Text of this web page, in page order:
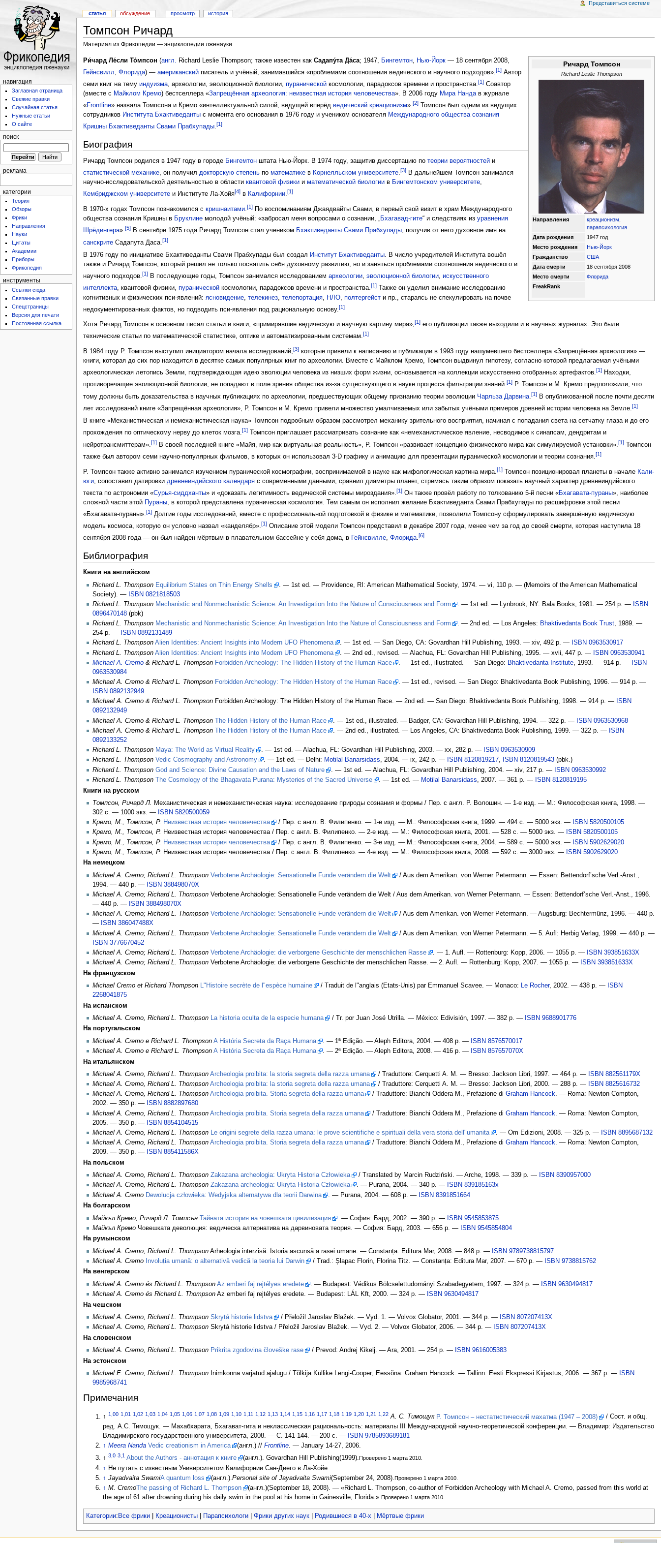
статья обсуждение просмотр история
Представиться системе
навигация
Заглавная страница
Свежие правки
Случайная статья
Нужные статьи
О сайте
поиск
реклама
категории
Теория
Обзоры
Фрики
Направления
Науки
Цитаты
Академии
Приборы
Фрикопедия
инструменты
Ссылки сюда
Связанные правки
Спецстраницы
Версия для печати
Постоянная ссылка
Томпсон Ричард
Материал из Фрикопедии — энциклопедии лженауки
Ричард Томпсон
Richard Leslie Thompson
Направления креационизм
парапсихология
Дата рождения
1947 год
Место рождения
Нью-Йорк
Гражданство
США
Дата смерти
18 сентября 2008
Место смерти
Флорида
FreakRank
Ри́чард Ле́сли То́мпсон (англ. Richard Leslie Thompson; также известен как Садапу́та Да́са; 1947, Бингемтон, Нью-Йорк— 18 сентября 2008,
Гейнсвилл, Флорида) — американскийписатель и учёный, занимавшийся «проблемами соотношения ведического и научного подходов».[1]Автор
семи книг на тему индуизма, археологии, эволюционной биологии, пураническойкосмологии, парадоксов времени и пространства.[1]Соавтор
(вместе с Майклом Кремо) бестселлера «Запрещённая археология: неизвестная история человечества». В 2006 году Мира Нандав журнале
«Frontline» назвала Томпсона и Кремо «интеллектуальной силой, ведущей вперёд ведический креационизм».[2]Томпсон был одним из ведущих
сотрудников Института Бхактиведантыс момента его основания в 1976 году и учеником основателя Международного общества сознания
Кришны Бхактиведанты Свами Прабхупады.[1]
Биография
Ричард Томпсон родился в 1947 году в городе Бингемтонштата Нью-Йорк. В 1974 году, защитив диссертацию по теории вероятностейи
статистической механике, он получил докторскую степеньпо математикев Корнелльском университете.[3]В дальнейшем Томпсон занимался
научно-исследовательской деятельностью в области квантовой физикии математической биологиив Бингемтонском университете,
Кембриджском университетеи Институте Ла-Хойя[4]в Калифорнии.[1]
В 1970-х годах Томпсон познакомился с кришнаитами.[1]По воспоминаниям Джаядвайты Свами, в первый свой визит в храм Международного
общества сознания Кришны в Бруклинемолодой учёный: «забросал меня вопросами о сознании, „Бхагавад-гите“ и следствиях из уравнения
Шрёдингера».[5]В сентябре 1975 года Ричард Томпсон стал учеником Бхактиведанты Свами Прабхупады, получив от него духовное имя на
санскритеСадапута Даса. [1]
В 1976 году по инициативе Бхактиведанты Свами Прабхупады был создал Институт Бхактиведанты. В число учредителей Института вошёл
также и Ричард Томпсон, который решил не только посвятить себя духовному развитию, но и заняться проблемами соотношения ведического и
научного подходов.[1]В последующие годы, Томпсон занимался исследованием археологии, эволюционной биологии, искусственного
интеллекта, квантовой физики, пураническойкосмологии, парадоксов времени и пространства.[1]Также он уделил внимание исследованию
когнитивных и физических пси-явлений: ясновидение, телекинез, телепортация, НЛО, полтергейсти пр., стараясь не спекулировать на почве
недокументированных фактов, но подводить пси-явления под рациональную основу. [1]
Хотя Ричард Томпсон в основном писал статьи и книги, «примирявшие ведическую и научную картину мира»,[1]его публикации также выходили и в научных журналах. Это были
технические статьи по математической статистике, оптике и автоматизированным системам.[1]
В 1984 году Р. Томпсон выступил инициатором начала исследований,[3]которые привели к написанию и публикации в 1993 году нашумевшего бестселлера «Запрещённая археология» —
книги, которая до сих пор находится в десятке самых популярных книг по археологии. Вместе с Майклом Кремо, Томпсон выдвинул гипотезу, согласно которой предлагаемая учёными
археологическая летопись Земли, подтверждающая идею эволюции человека из низших форм жизни, основывается на коллекции искусственно отобранных артефактов.[1]Находки,
противоречащие эволюционной биологии, не попадают в поле зрения общества из-за существующего в науке процесса фильтрации знаний.[1]Р. Томпсон и М. Кремо предположили, что
тому должны быть доказательства в научных публикациях по археологии, предшествующих общему признанию теории эволюции Чарльза Дарвина.[1]В опубликованной после почти десяти
лет исследований книге «Запрещённая археология», Р. Томпсон и М. Кремо привели множество умалчиваемых или забытых учёными примеров древней истории человека на Земле.[1]
В книге «Механистическая и немеханистическая наука» Томпсон подробным образом рассмотрел механику зрительного восприятия, начиная с попадания света на сетчатку глаза и до его
прохождения по оптическому нерву до клеток мозга.[1]Томпсон приглашает рассматривать сознание как «немеханистическое явление, несводимое к синапсам, дендритам и
нейротрансмиттерам».[1]В своей последней книге «Майя, мир как виртуальная реальность», Р. Томпсон «развивает концепцию физического мира как симулируемой установки».[1]Томпсон
также был автором семи научно-популярных фильмов, в которых он использовал 3-D графику и анимацию для презентации пуранической космологии и теории сознания.[1]
Р. Томпсон также активно занимался изучением пуранической космографии, воспринимаемой в науке как мифологическая картина мира. [1]Томпсон позиционировал планеты в начале Кали-
юги, сопоставил датировки древнеиндийского календаряс современными данными, сравнил диаметры планет, стремясь таким образом показать научный характер древнеиндийского
текста по астрономии «Сурья-сиддханты» и «доказать легитимность ведической системы мироздания».[1]Он также провёл работу по толкованию 5-й песни «Бхагавата-пураны», наиболее
сложной части этой
Пураны, в которой представлена пураническая космология. Тем самым он исполнил желание Бхактиведанта Свами Прабхупады по расшифровке этой песни
«Бхагавата-пураны».[1]Долгие годы исследований, вместе с профессиональной подготовкой в физике и математике, позволили Томпсону сформулировать завершённую ведическую
модель космоса, которую он условно назвал «канделябр».[1]Описание этой модели Томпсон представил в декабре 2007 года, менее чем за год до своей смерти, которая наступила 18
сентября 2008 года — он был найден мёртвым в плавательном бассейне у себя дома, в
Гейнсвилле, Флорида.[6]
Библиография
Книги на английском
Richard L. Thompson Equilibrium States on Thin Energy Shells
. — 1st ed. — Providence, RI: American Mathematical Society, 1974. — vi, 110 p. — (Memoirs of the American Mathematical
Society). — ISBN 0821818503
Richard L. Thompson Mechanistic and Nonmechanistic Science: An Investigation Into the Nature of Consciousness and Form . — 1st ed. — Lynbrook, NY: Bala Books, 1981. — 254 p. — ISBN
0896470148(pbk)
Richard L. Thompson Mechanistic and Nonmechanistic Science: An Investigation Into the Nature of Consciousness and Form . — 2nd ed. — Los Angeles: Bhaktivedanta Book Trust, 1989. —
254 p. — ISBN 0892131489
Richard L. Thompson Alien Identities: Ancient Insights into Modern UFO Phenomena . — 1st ed. — San Diego, CA: Govardhan Hill Publishing, 1993. — xiv, 492 p. — ISBN 0963530917
Richard L. Thompson Alien Identities: Ancient Insights into Modern UFO Phenomena . — 2nd ed., revised. — Alachua, FL: Govardhan Hill Publishing, 1995. — xvii, 447 p. — ISBN 0963530941
Michael A. Cremo& Richard L. Thompson Forbidden Archeology: The Hidden History of the Human Race . — 1st ed., illustrated. — San Diego: Bhaktivedanta Institute, 1993. — 914 p. — ISBN
0963530984
Michael A. Cremo & Richard L. Thompson Forbidden Archeology: The Hidden History of the Human Race
. — 1st ed., revised. — San Diego: Bhaktivedanta Book Publishing, 1996. — 914 p. —
ISBN 0892132949
Michael A. Cremo & Richard L. ThompsonForbidden Archeology: The Hidden History of the Human Race. — 2nd ed. — San Diego: Bhaktivedanta Book Publishing, 1998. — 914 p. — ISBN
0892132949
Michael A. Cremo & Richard L. Thompson The Hidden History of the Human Race . — 1st ed., illustrated. — Badger, CA: Govardhan Hill Publishing, 1994. — 322 p. — ISBN 0963530968
Michael A. Cremo & Richard L. Thompson
The Hidden History of the Human Race . — 2nd ed., illustrated. — Los Angeles, CA: Bhaktivedanta Book Publishing, 1999. — 322 p. — ISBN
0892133252
Richard L. Thompson Maya: The World as Virtual Reality . — 1st ed. — Alachua, FL: Govardhan Hill Publishing, 2003. — xx, 282 p. — ISBN 0963530909
Richard L. Thompson Vedic Cosmography and Astronomy . — 1st ed. — Delhi: Motilal Banarsidass, 2004. — ix, 242 p. — ISBN 8120819217, ISBN 8120819543(pbk.)
Richard L. Thompson God and Science: Divine Causation and the Laws of Nature . — 1st ed. — Alachua, FL: Govardhan Hill Publishing, 2004. — xiv, 217 p. — ISBN 0963530992
Richard L. Thompson
The Cosmology of the Bhagavata Purana: Mysteries of the Sacred Universe . — 1st ed. — Motilal Banarsidass, 2007. — 361 p. — ISBN 8120819195
Книги на русском
Томпсон, Ричард Л. Механистическая и немеханистическая наука: исследование природы сознания и формы / Пер. с англ. Р. Волошин. — 1-е изд. — М.: Философская книга, 1998. —
302 с. — 1000 экз. — ISBN 5820500059
Кремо, М., Томпсон, Р. Неизвестная история человечества / Пер. с англ. В. Филипенко. — 1-е изд. — М.: Философская книга, 1999. — 494 с. — 5000 экз. — ISBN 5820500105
Кремо, М., Томпсон, Р. Неизвестная история человечества / Пер. с англ. В. Филипенко. — 2-е изд. — М.: Философская книга, 2001. — 528 с. — 5000 экз. — ISBN 5820500105
Кремо, М., Томпсон, Р. Неизвестная история человечества / Пер. с англ. В. Филипенко. — 3-е изд. — М.: Философская книга, 2004. — 589 с. — 5000 экз. — ISBN 5902629020
Кремо, М., Томпсон, Р. Неизвестная история человечества / Пер. с англ. В. Филипенко. — 4-е изд. — М.: Философская книга, 2008. — 592 с. — 3000 экз. — ISBN 5902629020
На немецком
Michael A. Cremo; Richard L. Thompson Verbotene Archäologie: Sensationelle Funde verändern die Welt
/ Aus dem Amerikan. von Werner Petermann. — Essen: Bettendorf’sche Verl.-Anst.,
1994. — 440 p. — ISBN 388498070X
Michael A. Cremo; Richard L. ThompsonVerbotene Archäologie: Sensationelle Funde verändern die Welt / Aus dem Amerikan. von Werner Petermann. — Essen: Bettendorf’sche Verl.-Anst., 1996.
— 440 p. — ISBN 388498070X
Michael A. Cremo; Richard L. Thompson Verbotene Archäologie: Sensationelle Funde verändern die Welt
/ Aus dem Amerikan. von Werner Petermann. — Augsburg: Bechtermünz, 1996. — 440 p.
— ISBN 386047488X
Michael A. Cremo; Richard L. Thompson Verbotene Archäologie: Sensationelle Funde verändern die Welt
/ Aus dem Amerikan. von Werner Petermann. — 5. Aufl: Herbig Verlag, 1999. — 440 p. —
ISBN 3776670452
Michael A. Cremo; Richard L. Thompson Verbotene Archäologie: die verborgene Geschichte der menschlichen Rasse . — 1. Aufl. — Rottenburg: Kopp, 2006. — 1055 p. — ISBN 393851633X
Michael A. Cremo; Richard L. ThompsonVerbotene Archäologie: die verborgene Geschichte der menschlichen Rasse. — 2. Aufl. — Rottenburg: Kopp, 2007. — 1055 p. — ISBN 393851633X
На французском
Michael Cremo et Richard Thompson L"Histoire secrète de l"espèce humaine / Traduit de l"anglais (Etats-Unis) par Emmanuel Scavee. — Monaco: Le Rocher, 2002. — 438 p. — ISBN
2268041875
На испанском
Michael A. Cremo, Richard L. Thompson La historia oculta de la especie humana / Tr. por Juan José Utrilla. — México: Edivisión, 1997. — 382 p. — ISBN 9688901776
На португальском
Michael A. Cremo e Richard L. Thompson A História Secreta da Raça Humana . — 1ª Edição. — Aleph Editora, 2004. — 408 p. — ISBN 8576570017
Michael A. Cremo e Richard L. Thompson A História Secreta da Raça Humana . — 2ª Edição. — Aleph Editora, 2008. — 416 p. — ISBN 857657070X
На итальянском
Michael A. Cremo, Richard L. Thompson Archeologia proibita: la storia segreta della razza umana / Traduttore: Cerquetti A. M. — Bresso: Jackson Libri, 1997. — 464 p. — ISBN 882561179X
Michael A. Cremo, Richard L. Thompson Archeologia proibita: la storia segreta della razza umana / Traduttore: Cerquetti A. M. — Bresso: Jackson Libri, 2000. — 288 p. — ISBN 8825616732
Michael A. Cremo, Richard L. Thompson Archeologia proibita. Storia segreta della razza umana / Traduttore: Bianchi Oddera M., Prefazione di Graham Hancock. — Roma: Newton Compton,
2002. — 350 p. — ISBN 8882897680
Michael A. Cremo, Richard L. Thompson Archeologia proibita. Storia segreta della razza umana / Traduttore: Bianchi Oddera M., Prefazione di Graham Hancock . — Roma: Newton Compton,
2005. — 350 p. — ISBN 8854104515
Michael A. Cremo, Richard L. Thompson Le origini segrete della razza umana: le prove scientifiche e spirituali della vera storia dell"umanita . — Om Edizioni, 2008. — 325 p. — ISBN 8895687132
Michael A. Cremo, Richard L. Thompson Archeologia proibita. Storia segreta della razza umana / Traduttore: Bianchi Oddera M., Prefazione di Graham Hancock. — Roma: Newton Compton,
2009. — 350 p. — ISBN 885411586X
На польском
Michael A. Cremo, Richard L. Thompson Zakazana archeologia: Ukryta Historia Człowieka / Translated by Marcin Rudziński. — Arche, 1998. — 339 p. — ISBN 8390957000
Michael A. Cremo, Richard L. Thompson Zakazana archeologia: Ukryta Historia Człowieka . — Purana, 2004. — 340 p. — ISBN 839185163x
Michael A. Cremo Dewolucja człowieka: Wedyjska alternatywa dla teorii Darwina . — Purana, 2004. — 608 p. — ISBN 8391851664
На болгарском
Майкъл Кремо, Ричард Л. Томпсън Тайната история на човешката цивилизация . — София: Бард, 2002. — 390 p. — ISBN 9545853875
Майкъл КремоЧовешката деволюция: ведическа алтернатива на дарвиновата теория. — София: Бард, 2003. — 656 p. — ISBN 9545854804
На румынском
Michael A. Cremo, Richard L. ThompsonArheologia interzisă. Istoria ascunsă a rasei umane. — Constanța: Editura Mar, 2008. — 848 p. — ISBN 9789738815797
Michael A. Cremo Involuția umană: o alternativă vedică la teoria lui Darwin / Trad.: Șlapac Florin, Florina Titz. — Constanța: Editura Mar, 2007. — 670 p. — ISBN 9738815762
На венгерском
Michael A. Cremo és Richard L. Thompson Az emberi faj rejtélyes eredete . — Budapest: Védikus Bölcselettudományi Szabadegyetem, 1997. — 324 p. — ISBN 9630494817
Michael A. Cremo és Richard L. ThompsonAz emberi faj rejtélyes eredete. — Budapest: LÁL Kft, 2000. — 324 p. — ISBN 9630494817
На чешском
Michael A. Cremo, Richard L. Thompson Skrytá historie lidstva / Přeložil Jaroslav Blažek. — Vyd. 1. — Volvox Globator, 2001. — 344 p. — ISBN 807207413X
Michael A. Cremo, Richard L. ThompsonSkrytá historie lidstva / Přeložil Jaroslav Blažek. — Vyd. 2. — Volvox Globator, 2006. — 344 p. — ISBN 807207413X
На словенском
Michael A. Cremo, Richard L. Thompson Prikrita zgodovina človeške rase / Prevod: Andrej Kikelj. — Ara, 2001. — 254 p. — ISBN 9616005383
На эстонском
Michael E. Cremo; Richard L. ThompsonInimkonna varjatud ajalugu / Tõlkija Küllike Lengi-Cooper; Eessõna: Graham Hancock. — Tallinn: Eesti Ekspressi Kirjastus, 2006. — 367 p. — ISBN
9985968741
Примечания
↑1,00 1,01 1,02 1,03 1,04 1,05 1,06 1,07 1,08 1,09 1,10 1,11 1,12 1,13 1,14 1,15 1,16 1,17 1,18 1,19 1,20 1,21 1,22 А. С. Тимощук Р. Томпсон – нестатистический махатма (1947 – 2008)
/ Сост. и общ.
ред. А.С. Тимощук. — Махабхарата, Бхагават-гита и неклассическая рациональность: материалы III Международной научно-теоретической конференции. — Владимир: Издательство
Владимирского государственного университета, 2008. — С. 141-144. — 200 с. — ISBN 9785893689181
↑ Meera Nanda Vedic creationism in America (англ.) //Frontline. — January 14-27, 2006.
↑3,0 3,1 About the Authors - аннотация к книге (англ.). Govardhan Hill Publishing(1999).Проверено 1 марта 2010.
↑ Не путать с известным Университетом Калифорнии Сан-Диего в Ла-Хойе
↑ Jayadvaita SwamiA quantum loss (англ.).Personal site of Jayadvaita Swami(September 24, 2008).Проверено 1 марта 2010.
↑ M. Cremo The passing of Richard L. Thompson
(англ.)(September 18, 2008). — «Richard L. Thompson, co-author of Forbidden Archeology with Michael A. Cremo, passed from this world at
the age of 61 after drowning during his daily swim in the pool at his home in Gainesville, Florida.»Проверено 1 марта 2010.
Категории: Все фрики| Креационисты| Парапсихологи| Фрики других наук| Родившиеся в 40-х| Мёртвые фрики